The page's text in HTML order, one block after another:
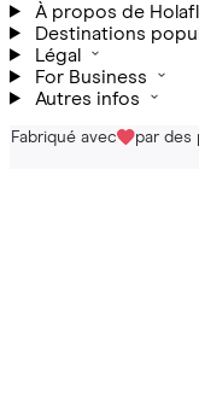
À propos de
Destinations
Légal
For Business
Autres infos
Fabriqué avec par des